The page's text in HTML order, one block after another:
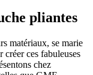
pliantes
matériaux, se marie
créer ces fabuleuses
chez